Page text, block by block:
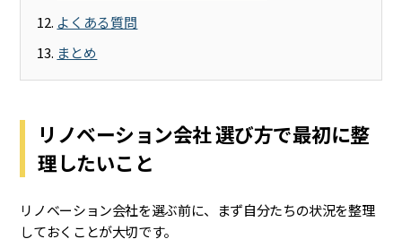
よくある質問
まとめ
リノベーション会社 選び方で最初に整
理したいこと
リノベーション会社を選ぶ前に、まず自分たちの状況を整理
しておくことが大切です。